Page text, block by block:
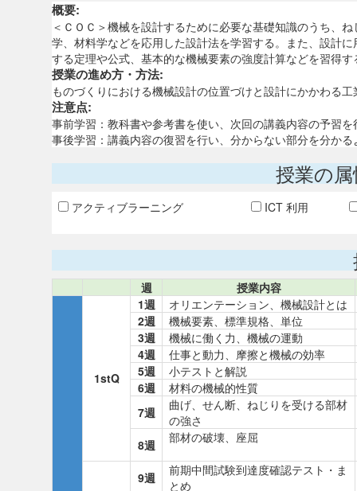
概要:
＜ＣＯＣ＞機械を設計するために必要な基礎知識のうち、
学、材料学などを応用した設計法を学習する。また、設計
する定理や公式、基本的な機械要素の強度計算などを習得す
授業の進め方・方法:
ものづくりにおける機械設計の位置づけと設計にかかわる
注意点:
事前学習：教科書や参考書を使い、次回の講義内容の予習を
事後学習：講義内容の復習を行い、分からない部分を分か
授業の
アクティブラーニング ICT 利用
週 授業内容
1stQ
1週
オリエンテーション、機械設計とは
2週
機械要素、標準規格、単位
3週
機械に働く力、機械の運動
4週
仕事と動力、摩擦と機械の効率
5週
小テストと解説
6週
材料の機械的性質
7週
曲げ、せん断、ねじりを受ける部材
の強さ
8週
部材の破壊、座屈
9週
前期中間試験到達度確認テスト・ま
とめ